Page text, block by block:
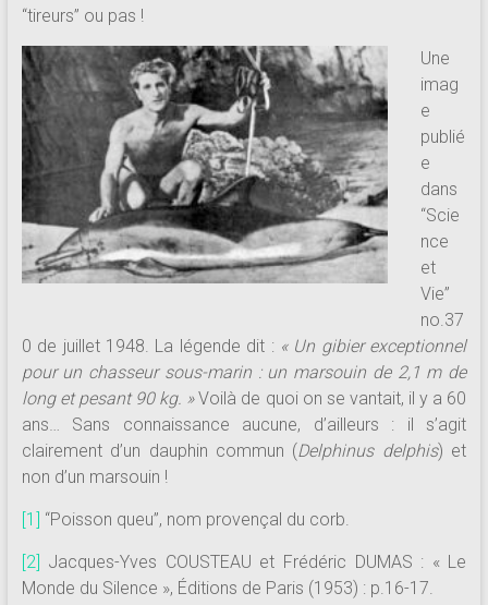
“tireurs” ou pas !
Une
imag
e
publié
e
dans
“Scie
nce
et
Vie”
no.37
0 de juillet 1948. La légende dit : « Un gibier exceptionnel
pour un chasseur sous-marin : un marsouin de 2,1 m de
long et pesant 90 kg. »Voilà de quoi on se vantait, il y a 60
ans… Sans connaissance aucune, d’ailleurs : il s’agit
clairement d’un dauphin commun (Delphinus delphis) et
non d’un marsouin !
[1] “Poisson queu”, nom provençal du corb.
[2] Jacques-Yves COUSTEAU et Frédéric DUMAS : « Le
Monde du Silence », Éditions de Paris (1953) : p.16-17.